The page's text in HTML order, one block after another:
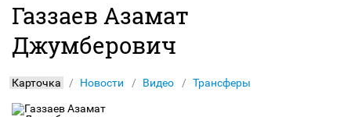
Газзаев Азамат
Джумберович
Карточка Новости Видео Трансферы